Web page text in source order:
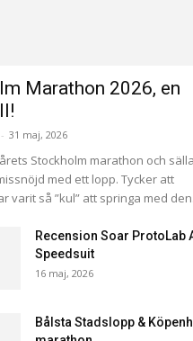
Marathon 2026, en
- 31 maj, 2026
Stockholm marathon och
med ett lopp. Tycker att
varit så ”kul” att springa med
Recension Soar ProtoLab
Speedsuit
16 maj, 2026
Bålsta Stadslopp &